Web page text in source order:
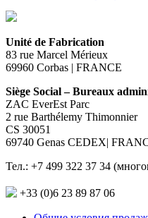
Unité de Fabrication
83 rue Marcel Mérieux
69960 Corbas | FRANCE
Siège Social – Bureaux
ZAC EverEst Parc
2 rue Barthélemy Thimonnier
CS 30051
69740 Genas CEDEX|
Тел.: +7 499 322 37 34
+33 (0)6 23 89 87 06